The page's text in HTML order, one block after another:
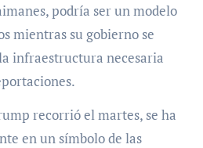
podría ser un modelo
mientras su gobierno se
infraestructura necesaria
recorrió el martes, se ha
en un símbolo de las